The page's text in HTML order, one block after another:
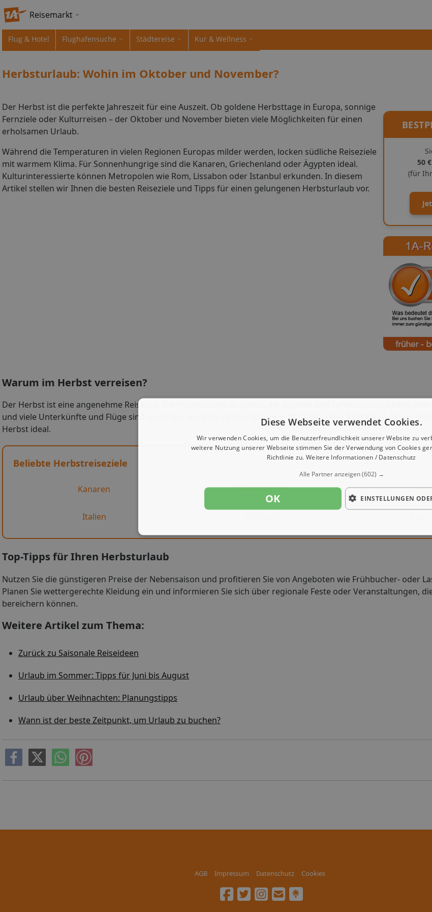
Reisemarkt
Flug & Hotel Flughafensuche Städtereise Kur & Wellness
Herbsturlaub: Wohin im Oktober und November?
Der Herbst ist die perfekte Jahreszeit für eine Auszeit. Ob goldene Herbsttage in Europa, sonnige
Fernziele oder Kulturreisen – der Oktober und November bieten viele Möglichkeiten für einen
erholsamen Urlaub.
Während die Temperaturen in vielen Regionen Europas milder werden, locken südliche Reiseziele
mit warmem Klima. Für Sonnenhungrige sind die Kanaren, Griechenland oder Ägypten ideal.
Kulturinteressierte können Metropolen wie Rom, Lissabon oder Istanbul erkunden. In diesem
Artikel stellen wir Ihnen die besten Reiseziele und Tipps für einen gelungenen Herbsturlaub vor.
50
(für
Warum im Herbst verreisen?
Der Herbst ist eine angenehme Reisezeit. Die Hauptsaison ist vorbei, die Strände und Sehenswürdigkeiten sind
und viele Unterkünfte und Flüge sind günstiger. Auch für Aktivurlaube wie Wandern oder Radfahren eignet sich
Herbst ideal.
Beliebte Herbstreiseziele
Kanaren Griechenland
Italien
Top-Tipps für Ihren Herbsturlaub
Nutzen Sie die günstigeren Preise der Nebensaison und profitieren Sie von Angeboten wie Frühbucher- oder
Planen Sie wettergerechte Kleidung ein und informieren Sie sich über regionale Feste oder Veranstaltungen,
bereichern können.
Weitere Artikel zum Thema:
Zurück zu Saisonale Reiseideen
Urlaub im Sommer: Tipps für Juni bis August
Urlaub über Weihnachten: Planungstipps
Wann ist der beste Zeitpunkt, um Urlaub zu buchen?
AGB Impressum Datenschutz Cookies
Diese Webseite verwendet Cookies.
Wir verwenden Cookies, um die Benutzerfreundlichkeit unserer Website zu
weitere Nutzung unserer Webseite stimmen Sie der Verwendung von Cookies
Richtlinie zu. Weitere Informationen / Datenschutz
Alle Partner anzeigen(602) →
OK EINSTELLUNGEN